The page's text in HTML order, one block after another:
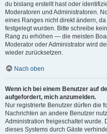
du bislang erstellt hast oder
Moderatoren und Administratoren.
eines Ranges nicht direkt ändern,
festgelegt wurden. Bitte schreibe
Rang zu erhöhen — die meisten
Moderator oder Administrator wird
wieder zurücksetzen.
Nach oben
Wenn ich bei einem Benutzer auf
aufgefordert, mich anzumelden.
Nur registrierte Benutzer dürfen die
Nachrichten an andere Benutzer
Administration freigeschaltet wurde.
dieses Systems durch Gäste